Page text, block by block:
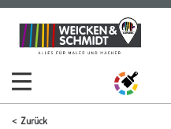
Zum
Inhalt
Zum
Navigationsmenü
Zurück